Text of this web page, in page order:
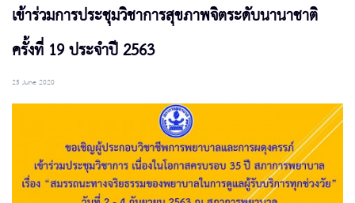
เข้าร่วมการประชุมวิชาการสุขภาพจิตระดับนานาชาติ
ครั้งที่ 19 ประจำปี 2563
25 June 2020